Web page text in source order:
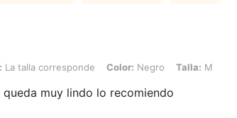
talla corresponde, Color: Negro, Talla: M
La talla corresponde Color: Negro Talla: M
queda muy lindo lo recomiendo